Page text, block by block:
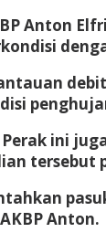
Anton
ini
tersebut
Anton.